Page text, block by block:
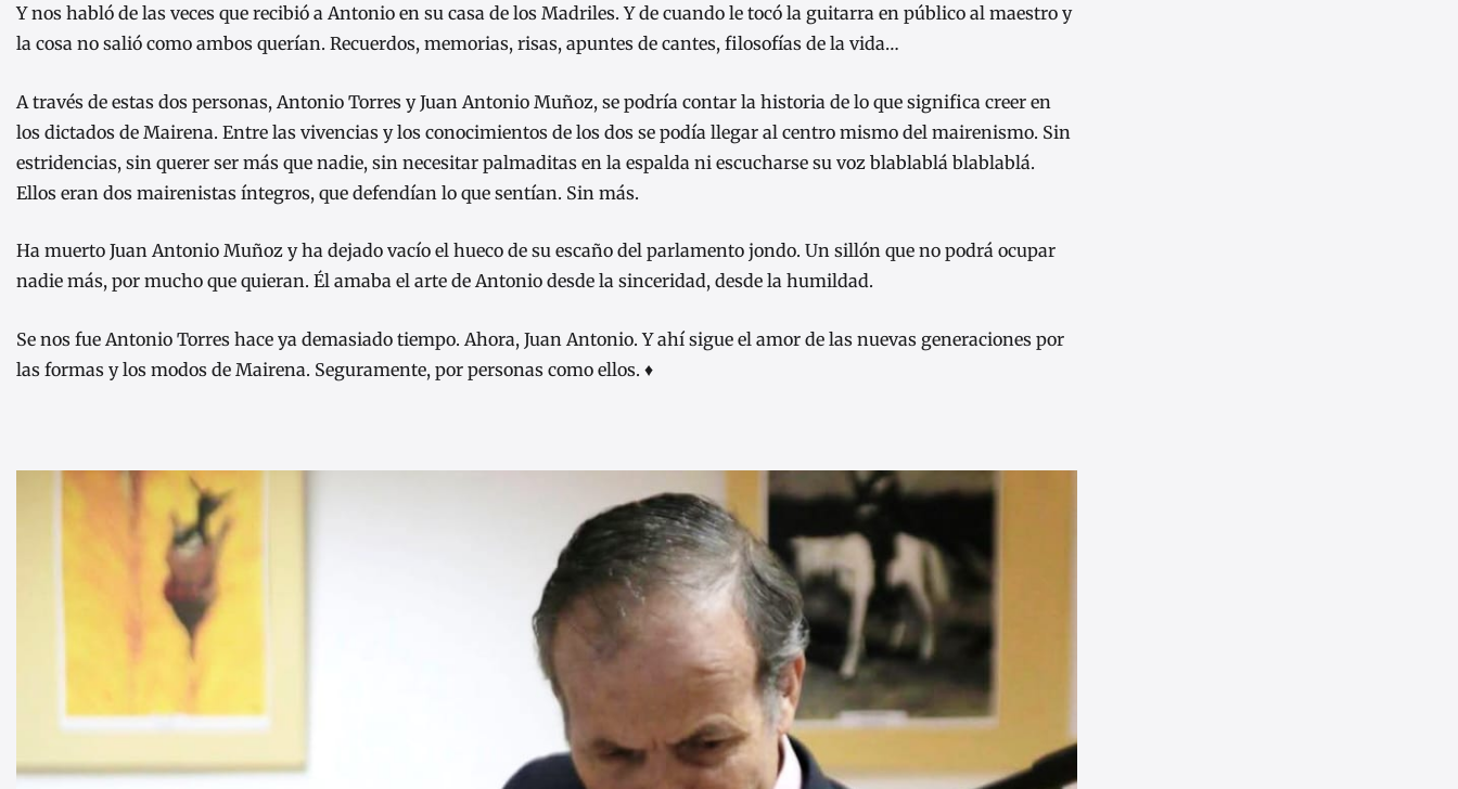
Y nos habló de las veces que recibió a Antonio en su casa de los Madriles. Y de cuando le tocó la guitarra en público al maestro y
la cosa no salió como ambos querían. Recuerdos, memorias, risas, apuntes de cantes, filosofías de la vida…
A través de estas dos personas, Antonio Torres y Juan Antonio Muñoz, se podría contar la historia de lo que significa creer en
los dictados de Mairena. Entre las vivencias y los conocimientos de los dos se podía llegar al centro mismo del mairenismo. Sin
estridencias, sin querer ser más que nadie, sin necesitar palmaditas en la espalda ni escucharse su voz blablablá blablablá.
Ellos eran dos mairenistas íntegros, que defendían lo que sentían. Sin más.
Ha muerto Juan Antonio Muñoz y ha dejado vacío el hueco de su escaño del parlamento jondo. Un sillón que no podrá ocupar
nadie más, por mucho que quieran. Él amaba el arte de Antonio desde la sinceridad, desde la humildad.
Se nos fue Antonio Torres hace ya demasiado tiempo. Ahora, Juan Antonio. Y ahí sigue el amor de las nuevas generaciones por
las formas y los modos de Mairena. Seguramente, por personas como ellos. ♦